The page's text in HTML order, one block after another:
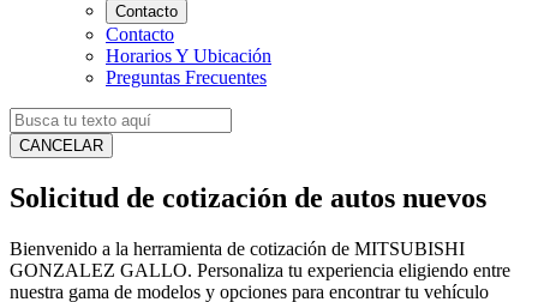
Contacto
Contacto
Horarios Y Ubicación
Preguntas Frecuentes
CANCELAR
Solicitud de cotización de autos nuevos
Bienvenido a la herramienta de cotización de MITSUBISHI
GONZALEZ GALLO. Personaliza tu experiencia eligiendo entre
nuestra gama de modelos y opciones para encontrar tu vehículo